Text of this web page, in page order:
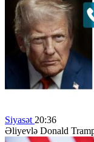
Siyasət 20:36
Əliyevlə Donald Tramp